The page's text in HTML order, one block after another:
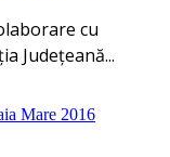
cu
Județeană...